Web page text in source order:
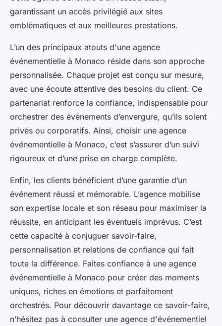
garantissant un accès privilégié aux sites
emblématiques et aux meilleures prestations.
L’un des principaux atouts d'une agence
événementielle à Monaco réside dans son approche
personnalisée. Chaque projet est conçu sur mesure,
avec une écoute attentive des besoins du client. Ce
partenariat renforce la confiance, indispensable pour
orchestrer des événements d’envergure, qu’ils soient
privés ou corporatifs. Ainsi, choisir une agence
événementielle à Monaco, c’est s’assurer d’un suivi
rigoureux et d’une prise en charge complète.
Enfin, les clients bénéficient d’une garantie d’un
événement réussi et mémorable. L’agence mobilise
son expertise locale et son réseau pour maximiser la
réussite, en anticipant les éventuels imprévus. C’est
cette capacité à conjuguer savoir-faire,
personnalisation et relations de confiance qui fait
toute la différence. Faites confiance à une agence
événementielle à Monaco pour créer des moments
uniques, riches en émotions et parfaitement
orchestrés. Pour découvrir davantage ce savoir-faire,
n’hésitez pas à consulter une agence d'événementiel